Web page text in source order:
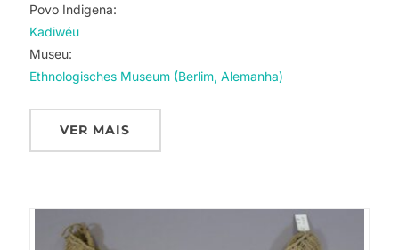
Povo Indigena:
Kadiwéu
Museu:
Ethnologisches Museum (Berlim, Alemanha)
VER MAIS